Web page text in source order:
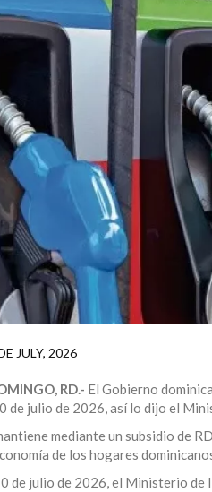
JULY, 2026
RD.- El Gobierno
de julio de 2026, así lo dijo el
mediante un subsidio de
de los hogares
de julio de 2026, el Ministerio